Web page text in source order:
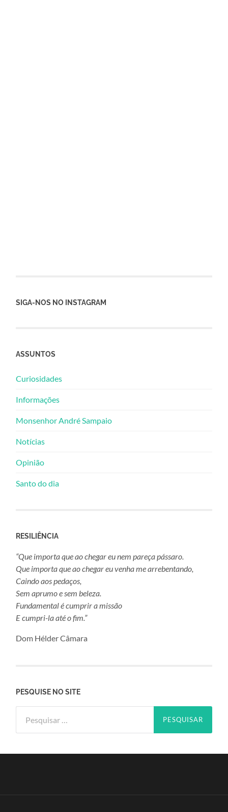
SIGA-NOS NO INSTAGRAM
ASSUNTOS
Curiosidades
Informações
Monsenhor André Sampaio
Notícias
Opinião
Santo do dia
RESILIÊNCIA
“Que importa que ao chegar eu nem pareça pássaro.
Que importa que ao chegar eu venha me arrebentando,
Caindo aos pedaços,
Sem aprumo e sem beleza.
Fundamental é cumprir a missão
E cumpri-la até o fim.”
Dom Hélder Câmara
PESQUISE NO SITE
por: